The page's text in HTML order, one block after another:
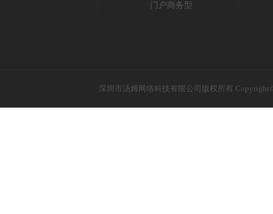
门户商务型
深圳市汤姆网络科技有限公司版权所有